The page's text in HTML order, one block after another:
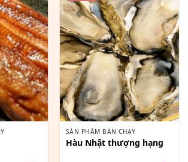
SẢN PHẨM BÁN CHẠY
Hàu Nhật thượng hạng